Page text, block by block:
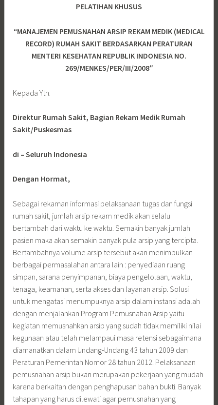
PELATIHAN KHUSUS
“MANAJEMEN PEMUSNAHAN ARSIP REKAM MEDIK (MEDICAL
RECORD) RUMAH SAKIT BERDASARKAN PERATURAN
MENTERI KESEHATAN REPUBLIK INDONESIA NO.
269/MENKES/PER/III/2008″
Kepada Yth.
Direktur Rumah Sakit, Bagian Rekam Medik Rumah
Sakit/Puskesmas
di –Seluruh Indonesia
Dengan Hormat,
Sebagai rekaman informasi pelaksanaan tugas dan fungsi
rumah sakit, jumlah arsip rekam medik akan selalu
bertambah dari waktu ke waktu. Semakin banyak jumlah
pasien maka akan semakin banyak pula arsip yang tercipta.
Bertambahnya volume arsip tersebut akan menimbulkan
berbagai permasalahan antara lain : penyediaan ruang
simpan, sarana penyimpanan, biaya pengelolaan, waktu,
tenaga, keamanan, serta akses dan layanan arsip. Solusi
untuk mengatasi menumpuknya arsip dalam instansi adalah
dengan menjalankan Program Pemusnahan Arsip yaitu
kegiatan memusnahkan arsip yang sudah tidak memiliki nilai
kegunaan atau telah melampaui masa retensi sebagaimana
diamanatkan dalam Undang-Undang 43 tahun 2009 dan
Peraturan Pemerintah Nomor 28 tahun 2012. Pelaksanaan
pemusnahan arsip bukan merupakan pekerjaan yang mudah
karena berkaitan dengan penghapusan bahan bukti. Banyak
tahapan yang harus dilewati agar pemusnahan yang